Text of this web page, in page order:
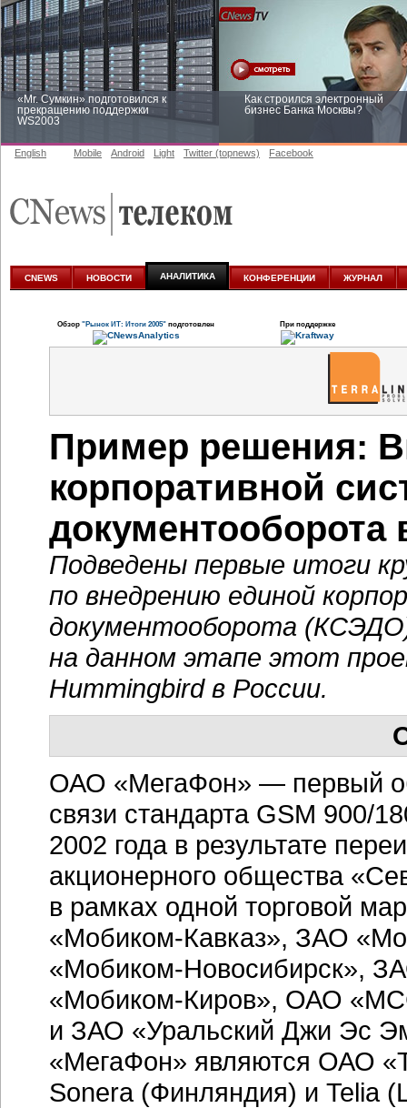
«Mr. Сумкин» подготовился к
прекращению поддержки
WS2003
Как строился электронный
бизнес Банка Москвы?
аналитике
English Mobile Android Light Twitter (topnews) Facebook
CNEWS НОВОСТИ АНАЛИТИКА КОНФЕРЕНЦИИ ЖУРНАЛ
Обзор "Рынок ИТ: Итоги 2005" подготовлен При поддержке
Пример решения:
корпоративной
документооборота
Подведены первые итоги
по внедрению единой
документооборота
на данном этапе этот
Hummingbird в России.
ОАО «МегаФон» — первый
связи стандарта GSM 900/
2002 года в результате
акционерного общества
в рамках одной торговой
«Мобиком-Кавказ», ЗАО
«Мобиком-Новосибирск»,
«Мобиком-Киров», ОАО
и ЗАО «Уральский Джи Эс
«МегаФон» являются ОАО
Sonera (Финляндия) и Telia